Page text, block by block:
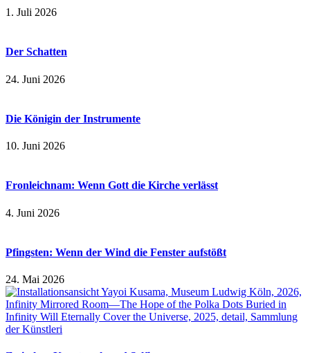
1. Juli 2026
Der Schatten
24. Juni 2026
Die Königin der Instrumente
10. Juni 2026
Fronleichnam: Wenn Gott die Kirche verlässt
4. Juni 2026
Pfingsten: Wenn der Wind die Fenster aufstößt
24. Mai 2026